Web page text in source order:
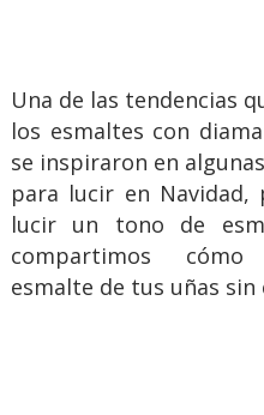
Una de las tendencias
los esmaltes con
se inspiraron en
para lucir en Navidad,
lucir un tono de
compartimos
esmalte de tus uñas sin